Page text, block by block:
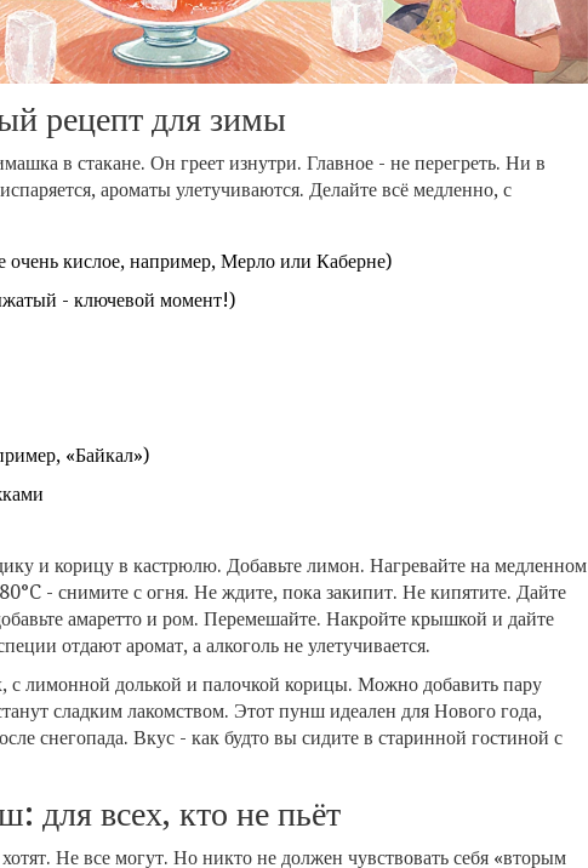
рецепт для зимы
в стакане. Он греет изнутри. Главное - не перегреть. Ни в
ароматы улетучиваются. Делайте всё медленно, с
кислое, например, Мерло или Каберне)
- ключевой момент!)
«Байкал»)
и корицу в кастрюлю. Добавьте лимон. Нагревайте на медленном
- снимите с огня. Не ждите, пока закипит. Не кипятите. Дайте
амаретто и ром. Перемешайте. Накройте крышкой и дайте
отдают аромат, а алкоголь не улетучивается.
с лимонной долькой и палочкой корицы. Можно добавить пару
сладким лакомством. Этот пунш идеален для Нового года,
снегопада. Вкус - как будто вы сидите в старинной гостиной с
для всех, кто не пьёт
Не все могут. Но никто не должен чувствовать себя «вторым